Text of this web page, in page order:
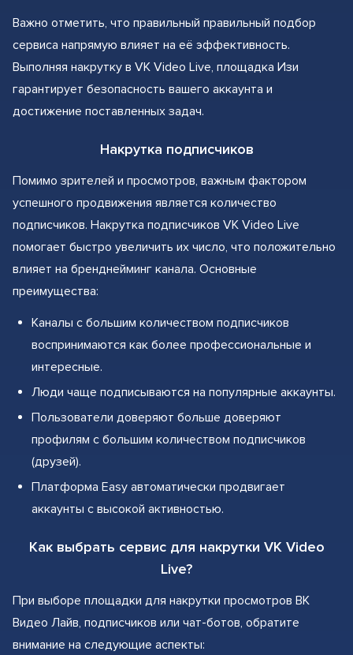
Важно отметить, что правильный правильный подбор
сервиса напрямую влияет на её эффективность.
Выполняя накрутку в VK Video Live, площадка Изи
гарантирует безопасность вашего аккаунта и
достижение поставленных задач.
Накрутка подписчиков
Помимо зрителей и просмотров, важным фактором
успешного продвижения является количество
подписчиков. Накрутка подписчиков VK Video Live
помогает быстро увеличить их число, что положительно
влияет на бренднейминг канала. Основные
преимущества:
Каналы с большим количеством подписчиков
воспринимаются как более профессиональные и
интересные.
Люди чаще подписываются на популярные аккаунты.
Пользователи доверяют больше доверяют
профилям с большим количеством подписчиков
(друзей).
Платформа Easy автоматически продвигает
аккаунты с высокой активностью.
Как выбрать сервис для накрутки VK Video
Live?
При выборе площадки для накрутки просмотров ВК
Видео Лайв, подписчиков или чат-ботов, обратите
внимание на следующие аспекты: